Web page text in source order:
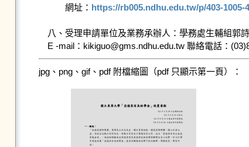
網址： https://rb005.ndhu.edu.tw/p/403-1005-
八、受理申請單位及業務承辦人：學務處生輔組郭
E -mail：kikiguo@gms.ndhu.edu.tw 聯絡電話：
jpg、png、gif、pdf 附檔縮圖（pdf 只顯示第一頁）：